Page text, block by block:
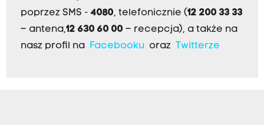
poprzez SMS - 4080, telefonicznie (12 200 33 33
– antena,12 630 60 00 – recepcja), a także na
nasz profil na
Facebookuoraz Twitterze